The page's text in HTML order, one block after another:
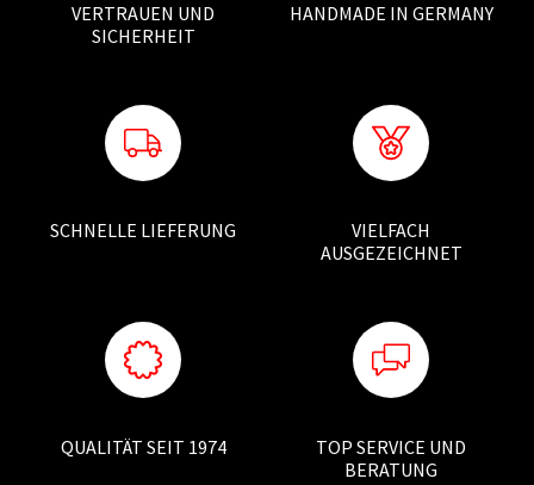
VERTRAUEN UND
SICHERHEIT
HANDMADE IN GERMANY
SCHNELLE LIEFERUNG
VIELFACH
AUSGEZEICHNET
QUALITÄT SEIT 1974
TOP SERVICE UND
BERATUNG